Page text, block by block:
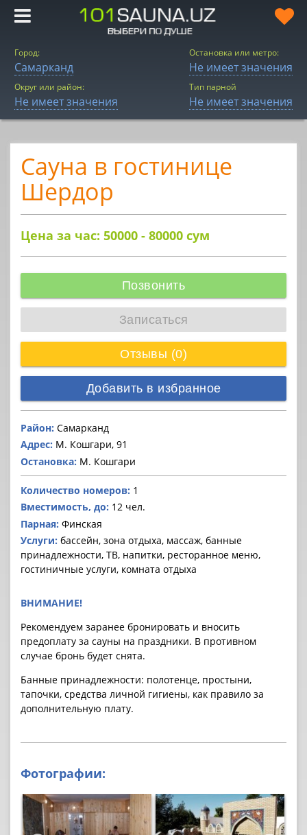
Город:
Самарканд
Округ или район:
Не имеет значения
Остановка или метро:
Не имеет значения
Тип парной
Не имеет значения
Сауна в гостинице
Шердор
Цена за час: 50000 - 80000 сум
Позвонить
Записаться
Отзывы (0)
Добавить в избранное
Район: Самарканд
Адрес: М. Кошгари, 91
Остановка: М. Кошгари
Количество номеров: 1
Вместимость, до: 12 чел.
Парная: Финская
Услуги: бассейн, зона отдыха, массаж, банные
принадлежности, ТВ, напитки, ресторанное меню,
гостиничные услуги, комната отдыха
ВНИМАНИЕ!
Рекомендуем заранее бронировать и вносить
предоплату за cауны на праздники. В противном
случае бронь будет снята.
Банные принадлежности: полотенце, простыни,
тапочки, средства личной гигиены, как правило за
дополнительную плату.
Фотографии: